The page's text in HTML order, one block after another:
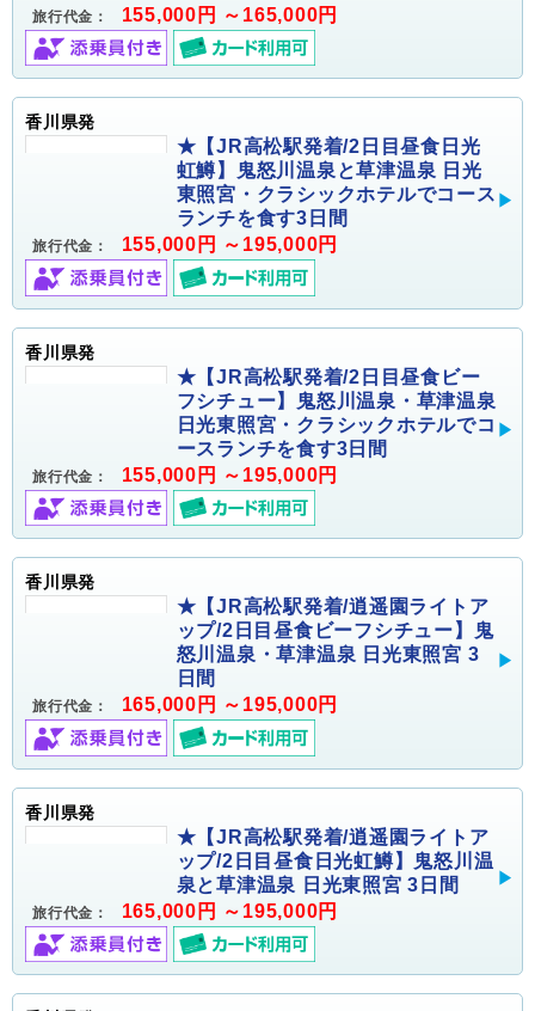
旅行代金： 155,000円 ～165,000円
香川県発
★【JR高松駅発着/2日目昼食日光
虹鱒】鬼怒川温泉と草津温泉 日光
東照宮・クラシックホテルでコース
ランチを食す3日間
旅行代金： 155,000円 ～195,000円
香川県発
★【JR高松駅発着/2日目昼食ビー
フシチュー】鬼怒川温泉・草津温泉
日光東照宮・クラシックホテルでコ
ースランチを食す3日間
旅行代金： 155,000円 ～195,000円
香川県発
★【JR高松駅発着/逍遥園ライトア
ップ/2日目昼食ビーフシチュー】鬼
怒川温泉・草津温泉 日光東照宮 3
日間
旅行代金： 165,000円 ～195,000円
香川県発
★【JR高松駅発着/逍遥園ライトア
ップ/2日目昼食日光虹鱒】鬼怒川温
泉と草津温泉 日光東照宮 3日間
旅行代金： 165,000円 ～195,000円